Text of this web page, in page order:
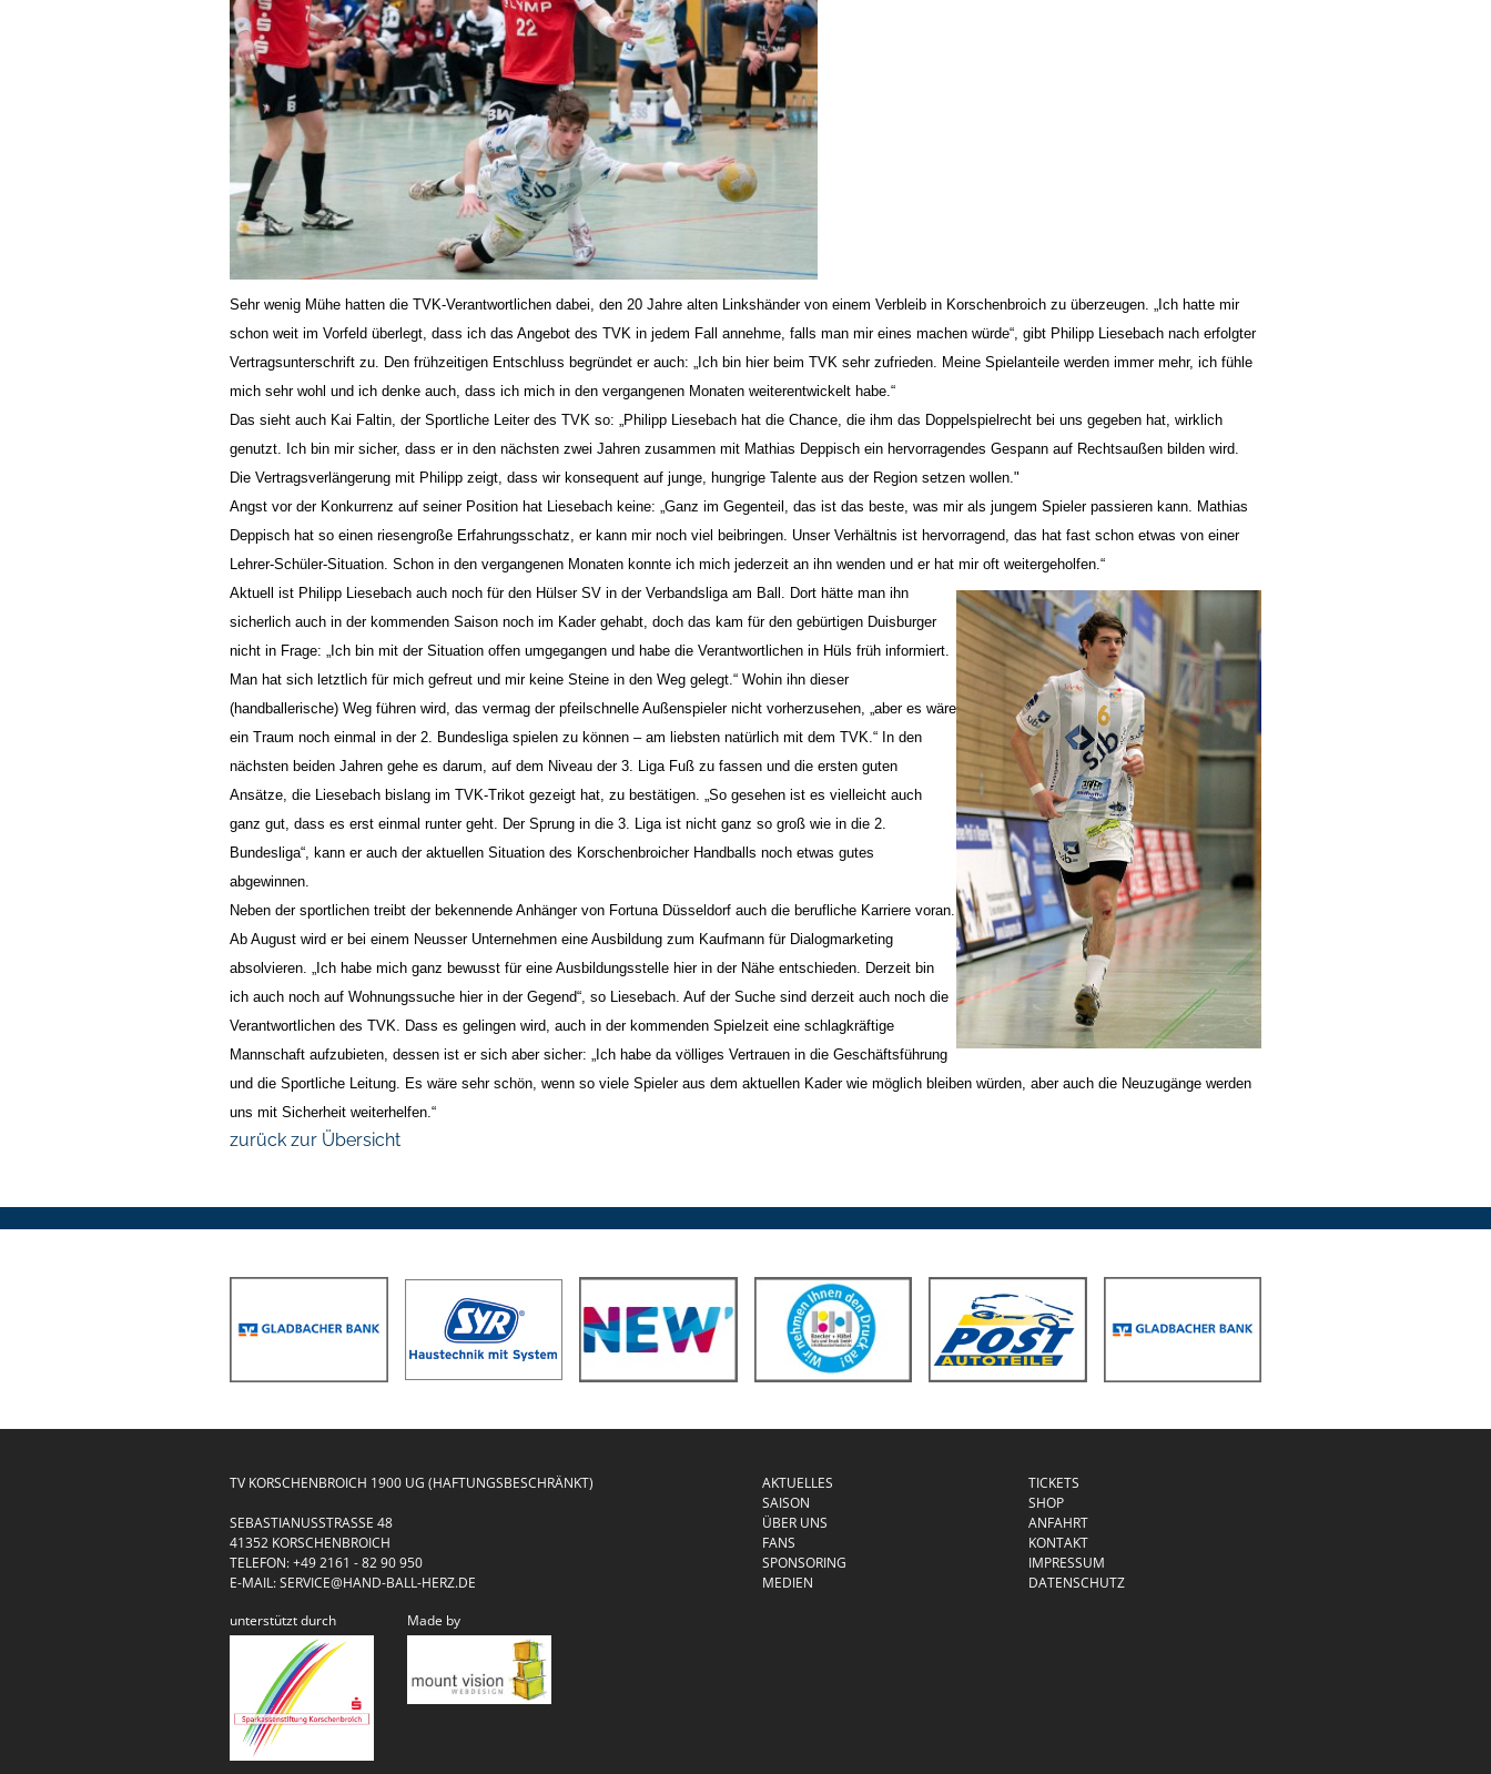
Sehr wenig Mühe hatten die TVK-Verantwortlichen dabei, den 20 Jahre alten Linkshänder von einem Verbleib in Korschenbroich zu überzeugen. „Ich hatte mir
schon weit im Vorfeld überlegt, dass ich das Angebot des TVK in jedem Fall annehme, falls man mir eines machen würde“, gibt Philipp Liesebach nach erfolgter
Vertragsunterschrift zu. Den frühzeitigen Entschluss begründet er auch: „Ich bin hier beim TVK sehr zufrieden. Meine Spielanteile werden immer mehr, ich fühle
mich sehr wohl und ich denke auch, dass ich mich in den vergangenen Monaten weiterentwickelt habe.“
Das sieht auch Kai Faltin, der Sportliche Leiter des TVK so: „Philipp Liesebach hat die Chance, die ihm das Doppelspielrecht bei uns gegeben hat, wirklich
genutzt. Ich bin mir sicher, dass er in den nächsten zwei Jahren zusammen mit Mathias Deppisch ein hervorragendes Gespann auf Rechtsaußen bilden wird.
Die Vertragsverlängerung mit Philipp zeigt, dass wir konsequent auf junge, hungrige Talente aus der Region setzen wollen."
Angst vor der Konkurrenz auf seiner Position hat Liesebach keine: „Ganz im Gegenteil, das ist das beste, was mir als jungem Spieler passieren kann. Mathias
Deppisch hat so einen riesengroße Erfahrungsschatz, er kann mir noch viel beibringen. Unser Verhältnis ist hervorragend, das hat fast schon etwas von einer
Lehrer-Schüler-Situation. Schon in den vergangenen Monaten konnte ich mich jederzeit an ihn wenden und er hat mir oft weitergeholfen.“
Aktuell ist Philipp Liesebach auch noch für den Hülser SV in der Verbandsliga am Ball. Dort hätte man ihn
sicherlich auch in der kommenden Saison noch im Kader gehabt, doch das kam für den gebürtigen Duisburger
nicht in Frage: „Ich bin mit der Situation offen umgegangen und habe die Verantwortlichen in Hüls früh informiert.
Man hat sich letztlich für mich gefreut und mir keine Steine in den Weg gelegt.“ Wohin ihn dieser
(handballerische) Weg führen wird, das vermag der pfeilschnelle Außenspieler nicht vorherzusehen, „aber es wäre
ein Traum noch einmal in der 2. Bundesliga spielen zu können – am liebsten natürlich mit dem TVK.“ In den
nächsten beiden Jahren gehe es darum, auf dem Niveau der 3. Liga Fuß zu fassen und die ersten guten
Ansätze, die Liesebach bislang im TVK-Trikot gezeigt hat, zu bestätigen. „So gesehen ist es vielleicht auch
ganz gut, dass es erst einmal runter geht. Der Sprung in die 3. Liga ist nicht ganz so groß wie in die 2.
Bundesliga“, kann er auch der aktuellen Situation des Korschenbroicher Handballs noch etwas gutes
abgewinnen.
Neben der sportlichen treibt der bekennende Anhänger von Fortuna Düsseldorf auch die berufliche Karriere voran.
Ab August wird er bei einem Neusser Unternehmen eine Ausbildung zum Kaufmann für Dialogmarketing
absolvieren. „Ich habe mich ganz bewusst für eine Ausbildungsstelle hier in der Nähe entschieden. Derzeit bin
ich auch noch auf Wohnungssuche hier in der Gegend“, so Liesebach. Auf der Suche sind derzeit auch noch die
Verantwortlichen des TVK. Dass es gelingen wird, auch in der kommenden Spielzeit eine schlagkräftige
Mannschaft aufzubieten, dessen ist er sich aber sicher: „Ich habe da völliges Vertrauen in die Geschäftsführung
und die Sportliche Leitung. Es wäre sehr schön, wenn so viele Spieler aus dem aktuellen Kader wie möglich bleiben würden, aber auch die Neuzugänge werden
uns mit Sicherheit weiterhelfen.“
zurück zur Übersicht
TV KORSCHENBROICH 1900 UG (HAFTUNGSBESCHRÄNKT)
SEBASTIANUSSTRASSE 48
41352 KORSCHENBROICH
TELEFON:+49 2161 - 82 90 950
E-MAIL:SERVICE@HAND-BALL-HERZ.DE
AKTUELLES
SAISON
ÜBER UNS
FANS
SPONSORING
MEDIEN
TICKETS
SHOP
ANFAHRT
KONTAKT
IMPRESSUM
DATENSCHUTZ
unterstützt durch
Made by